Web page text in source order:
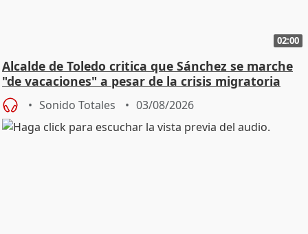
02:00
Alcalde de Toledo critica que Sánchez se marche
"de vacaciones" a pesar de la crisis migratoria
Sonido Totales 03/08/2026